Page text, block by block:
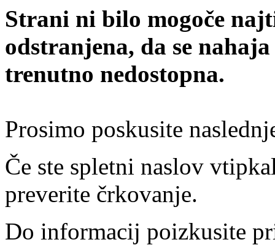
Strani ni bilo mogoče
odstranjena, da se
trenutno nedostopna.
Prosimo poskusite
Če ste spletni naslov
preverite črkovanje.
Do informacij poizkusite